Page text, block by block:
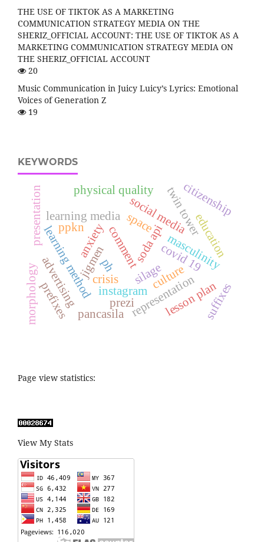
THE USE OF TIKTOK AS A MARKETING
COMMUNICATION STRATEGY MEDIA ON THE
SHERIZ_OFFICIAL ACCOUNT: THE USE OF TIKTOK AS A
MARKETING COMMUNICATION STRATEGY MEDIA ON
THE SHERIZ_OFFICIAL ACCOUNT
20
Music Communication in Juicy Luicy’s Lyrics: Emotional
Voices of Generation Z
19
KEYWORDS
covid 19
social media
anxiety
learning media
soda api
learning methodjigmen
crisis
comment
instagramrepresentation
masculinity
advertising
twin tower
space
culture
lesson plan
pancasila
citizenship
education
silage
physical quality
ph
morphologyprefixes suffixes
prezi
ppkn
presentation
Page view statistics:
View My Stats